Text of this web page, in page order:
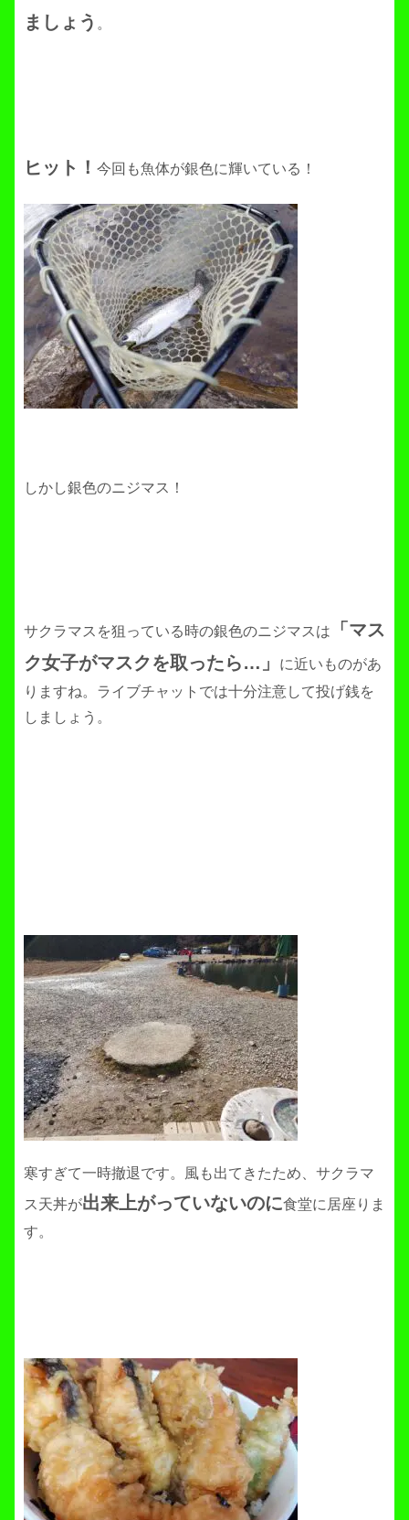
ましょう 。
ヒット！ 今回も魚体が銀色に輝いている！
しかし銀色のニジマス！
サクラマスを狙っている時の銀色のニジマスは
「マス
ク女子がマスクを取ったら…」
に近いものがあ
りますね。ライブチャットでは十分注意して投げ銭を
しましょう。
寒すぎて一時撤退です。風も出てきたため、サクラマ
ス天丼が出来上がっていないのに食堂に居座りま
す。